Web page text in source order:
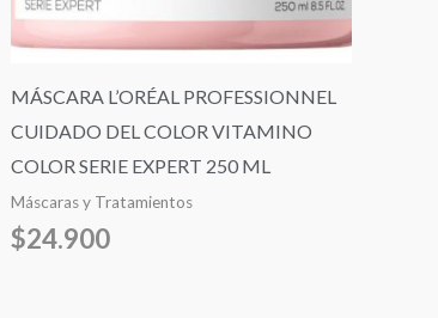
MÁSCARA L’ORÉAL PROFESSIONNEL
CUIDADO DEL COLOR VITAMINO
COLOR SERIE EXPERT 250 ML
Máscaras y Tratamientos
$24.900